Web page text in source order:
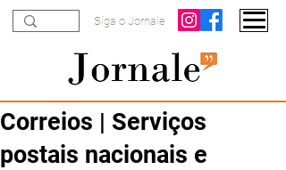
Siga o Jornale
Correios | Serviços
postais nacionais e